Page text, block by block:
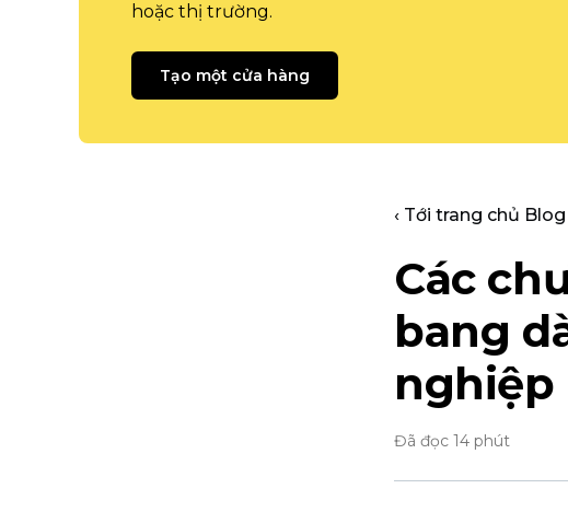
hoặc thị trường.
Tạo một cửa hàng
‹ Tới trang chủ Blog
Các
bang
nghiệp
Đã đọc 14 phút